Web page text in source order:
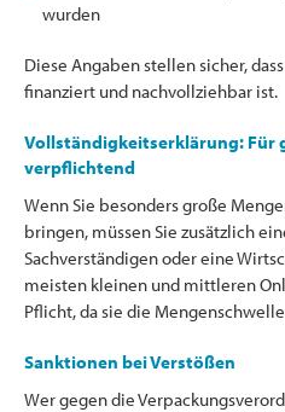
wurden
Diese Angaben stellen sicher,
finanziert und nachvollziehbar ist.
Vollständigkeitserklärung: Für
verpflichtend
Wenn Sie besonders große
bringen, müssen Sie zusätzlich
Sachverständigen oder eine
meisten kleinen und mittleren
Pflicht, da sie die
Sanktionen bei Verstößen
Wer gegen die